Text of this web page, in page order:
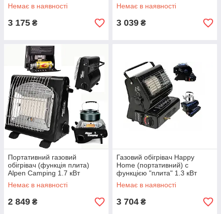
Buyuk Soba
Немає в наявності
3 175 ₴
Немає в наявності
3 039 ₴
Портативний газовий
обігрівач (функція плита)
Alpen Camping 1.7 кВт
Немає в наявності
2 849 ₴
Газовий обігрівач Happy
Home (портативний) с
функцією "плита" 1.3 кВт
Немає в наявності
3 704 ₴